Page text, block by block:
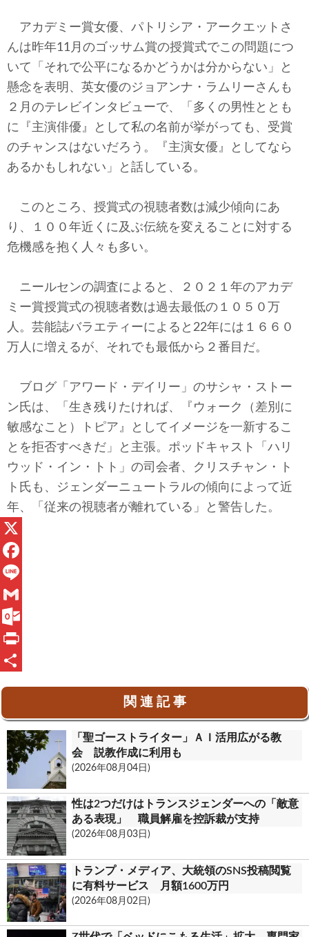
アカデミー賞女優、パトリシア・アークエットさ
んは昨年11月のゴッサム賞の授賞式でこの問題につ
いて「それで公平になるかどうかは分からない」と
懸念を表明、英女優のジョアンナ・ラムリーさんも
２月のテレビインタビューで、「多くの男性ととも
に『主演俳優』として私の名前が挙がっても、受賞
のチャンスはないだろう。『主演女優』としてなら
あるかもしれない」と話している。
このところ、授賞式の視聴者数は減少傾向にあ
り、１００年近くに及ぶ伝統を変えることに対する
危機感を抱く人々も多い。
ニールセンの調査によると、２０２１年のアカデ
ミー賞授賞式の視聴者数は過去最低の１０５０万
人。芸能誌バラエティーによると22年には１６６０
万人に増えるが、それでも最低から２番目だ。
ブログ「アワード・デイリー」のサシャ・ストー
ン氏は、「生き残りたければ、『ウォーク（差別に
敏感なこと）トピア』としてイメージを一新するこ
とを拒否すべきだ」と主張。ポッドキャスト「ハリ
ウッド・イン・トト」の司会者、クリスチャン・ト
ト氏も、ジェンダーニュートラルの傾向によって近
年、「従来の視聴者が離れている」と警告した。
X
F
a
c
e
b
L
n
e
G
m
a
O
u
.
m
P
関 連 記 事
「聖ゴーストライター」ＡＩ活用広がる教
会 説教作成に利用も
(2026年08月04日)
性は2つだけはトランスジェンダーへの「敵意
ある表現」 職員解雇を控訴裁が支持
(2026年08月03日)
トランプ・メディア、大統領のSNS投稿閲覧
に有料サービス 月額1600万円
(2026年08月02日)